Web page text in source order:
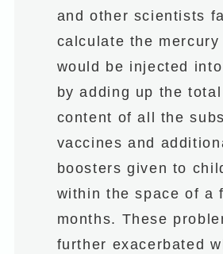
and other scientists
calculate the
would be injected
by adding up the
content of all the
vaccines and
boosters given to
within the space of a
months. These
further exacerbated